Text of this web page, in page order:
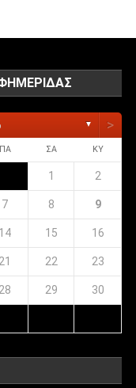
▼ >
ΠΑ ΣΑ ΚΥ
1 2
7 8 9
14 15 16
21 22 23
28 29 30